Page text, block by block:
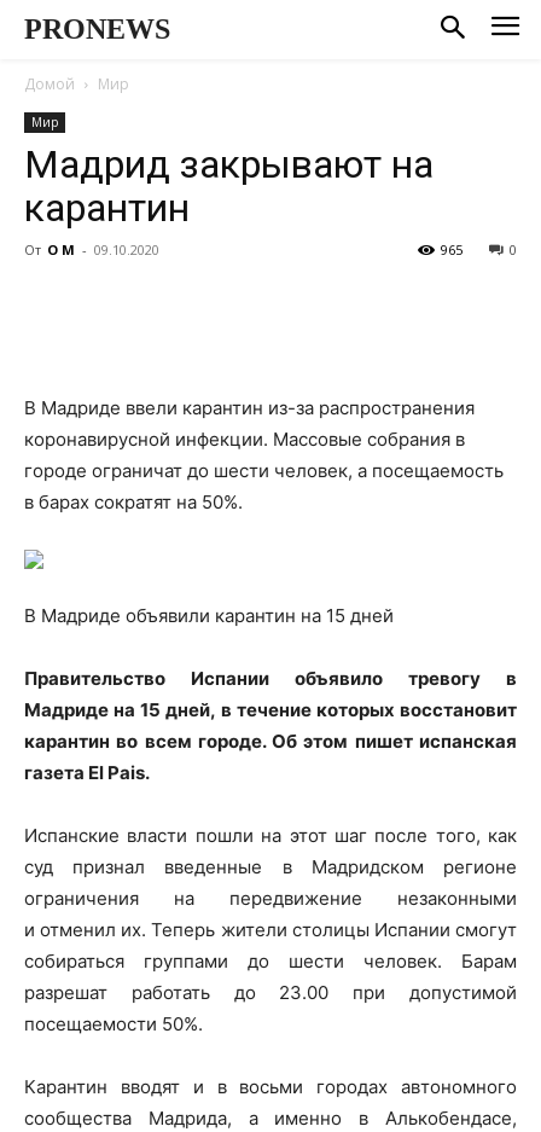
PRONEWS
Домой Мир
Мир
Мадрид закрывают на
карантин
От О М - 09.10.2020 0
965
В Мадриде ввели карантин из-за распространения
коронавирусной инфекции. Массовые собрания в
городе ограничат до шести человек, а посещаемость
в барах сократят на 50%.
В Мадриде объявили карантин на 15 дней
Правительство Испании объявило тревогу в
Мадриде на 15 дней, в течение которых восстановит
карантин во всем городе. Об этом пишет испанская
газета El Pais.
Испанские власти пошли на этот шаг после того, как
суд признал введенные в Мадридском регионе
ограничения на передвижение незаконными
и отменил их. Теперь жители столицы Испании смогут
собираться группами до шести человек. Барам
разрешат работать до 23.00 при допустимой
посещаемости 50%.
Карантин вводят и в восьми городах автономного
сообщества Мадрида, а именно в Алькобендасе,